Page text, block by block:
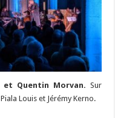
et Quentin Morvan. Sur
Louis et Jérémy Kerno.